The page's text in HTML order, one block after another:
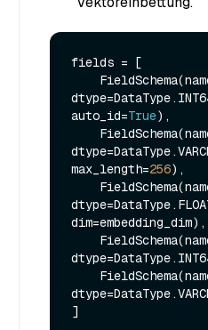
fields = [
auto_id=True),
max_length=256),
dim=embedding_dim),
]